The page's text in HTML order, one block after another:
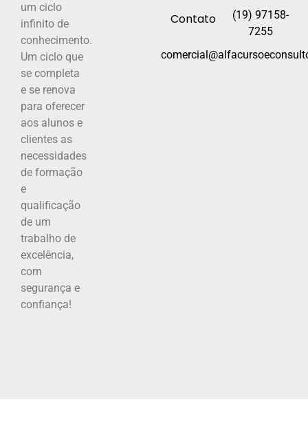
um ciclo
infinito de
conhecimento.
Um ciclo que
se completa
e se renova
para oferecer
aos alunos e
clientes as
necessidades
de formação
e
qualificação
de um
trabalho de
excelência,
com
segurança e
confiança!
Contato
(19) 97158-
7255